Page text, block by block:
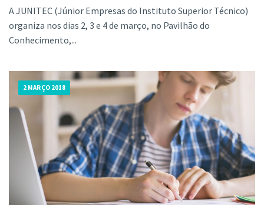
A JUNITEC (Júnior Empresas do Instituto Superior Técnico)
organiza nos dias 2, 3 e 4 de março, no Pavilhão do
Conhecimento,...
2 MARÇO 2018